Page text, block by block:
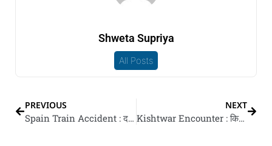
Shweta Supriya
All Posts
PREVIOUS
Spain Train Accident : दक्षिणी स्पेन में बड़ दुर्घटना, दू गो हाई-स्पीड ट्रेन टकराइल, 20 के मौत- 73 घायल
NEXT
Kishtwar Encounter : किश्तवाड़ एनकाउंटर में सेना के जवान शहीद, जैश के तीन आतंकी घिरलें सs; गोलीबारी जारी